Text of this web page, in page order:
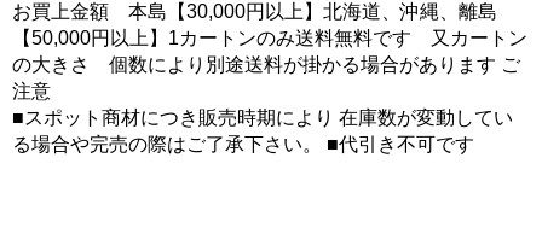
お買上金額 本島【30,000円以上】北海道、沖縄、離島
【50,000円以上】1カートンのみ送料無料です 又カートン
の大きさ 個数により別途送料が掛かる場合があります ご
注意
■スポット商材につき販売時期により 在庫数が変動してい
る場合や完売の際はご了承下さい。 ■代引き不可です